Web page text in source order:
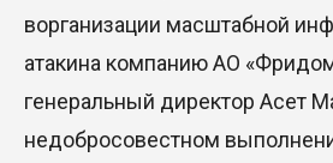
ворганизации масштабной
атакина компанию АО «
генеральный директор Асет
недобросовестном